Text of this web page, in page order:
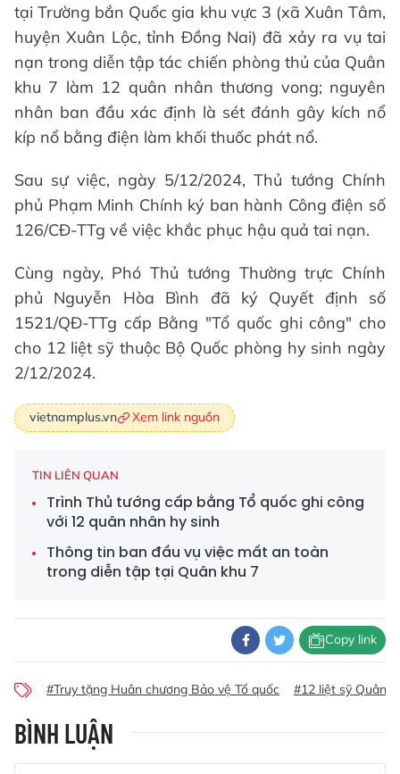
tại Trường bắn Quốc gia khu vực 3 (xã Xuân Tâm,
huyện Xuân Lộc, tỉnh Đồng Nai) đã xảy ra vụ tai
nạn trong diễn tập tác chiến phòng thủ của Quân
khu 7 làm 12 quân nhân thương vong; nguyên
nhân ban đầu xác định là sét đánh gây kích nổ
kíp nổ bằng điện làm khối thuốc phát nổ.
Sau sự việc, ngày 5/12/2024, Thủ tướng Chính
phủ Phạm Minh Chính ký ban hành Công điện số
126/CĐ-TTg về việc khắc phục hậu quả tai nạn.
Cùng ngày, Phó Thủ tướng Thường trực Chính
phủ Nguyễn Hòa Bình đã ký Quyết định số
1521/QĐ-TTg cấp Bằng "Tổ quốc ghi công" cho
cho 12 liệt sỹ thuộc Bộ Quốc phòng hy sinh ngày
2/12/2024.
vietnamplus.vn Xem link nguồn
TIN LIÊN QUAN
Trình Thủ tướng cấp bằng Tổ quốc ghi công
với 12 quân nhân hy sinh
Thông tin ban đầu vụ việc mất an toàn
trong diễn tập tại Quân khu 7
Copy link
#Truy tặng Huân chương Bảo vệ Tổ quốc #12 liệt sỹ Quân
BÌNH LUẬN